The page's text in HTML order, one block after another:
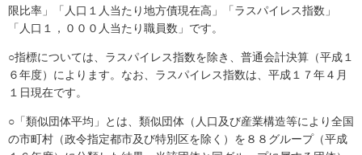
限比率」「人口１人当たり地方債現在高」「ラスパイレス指数」
「人口１，０００人当たり職員数」です。
○指標については、ラスパイレス指数を除き、普通会計決算（平成１
６年度）によります。なお、ラスパイレス指数は、平成１７年４月
１日現在です。
○「類似団体平均」とは、類似団体（人口及び産業構造等により全国
の市町村（政令指定都市及び特別区を除く）を８８グループ（平成